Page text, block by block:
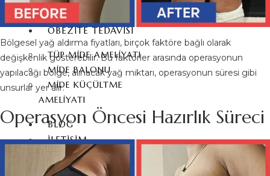
E-MAX KAPLAMA
OBEZİTE TEDAVİSİ
TÜP MIDE AMELIYATI
MIDE BALONU
MIDE KÜÇÜLTME
AMELIYATI
BLOG
İLETIŞIM
TÜRKÇE
Bölgesel yağ aldırma fiyatları, birçok faktöre bağlı olarak
değişkenlik gösterebilir. Bu faktörler arasında operasyonun
yapılacağı bölge, alınacak yağ miktarı, operasyonun süresi gibi
unsurlar yer alır.
Operasyon Öncesi Hazırlık Süreci